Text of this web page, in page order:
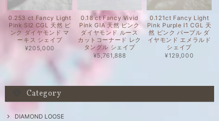
0.253 ct Fancy Light
Pink SI2 CGL 天然 ピ
ンク ダイヤモンド マ
ーキス シェイプ
¥205,000
0.18 ct Fancy Vivid
Pink GIA 天然 ピンク
ダイヤモンド ルース
カットコーナード レク
タングル シェイプ
¥5,761,888
0.121ct Fancy Light
Pink Purple I1 CGL 天
然 ピンク パープル ダ
イヤモンド エメラルド
シェイプ
¥129,000
Category
DIAMOND LOOSE